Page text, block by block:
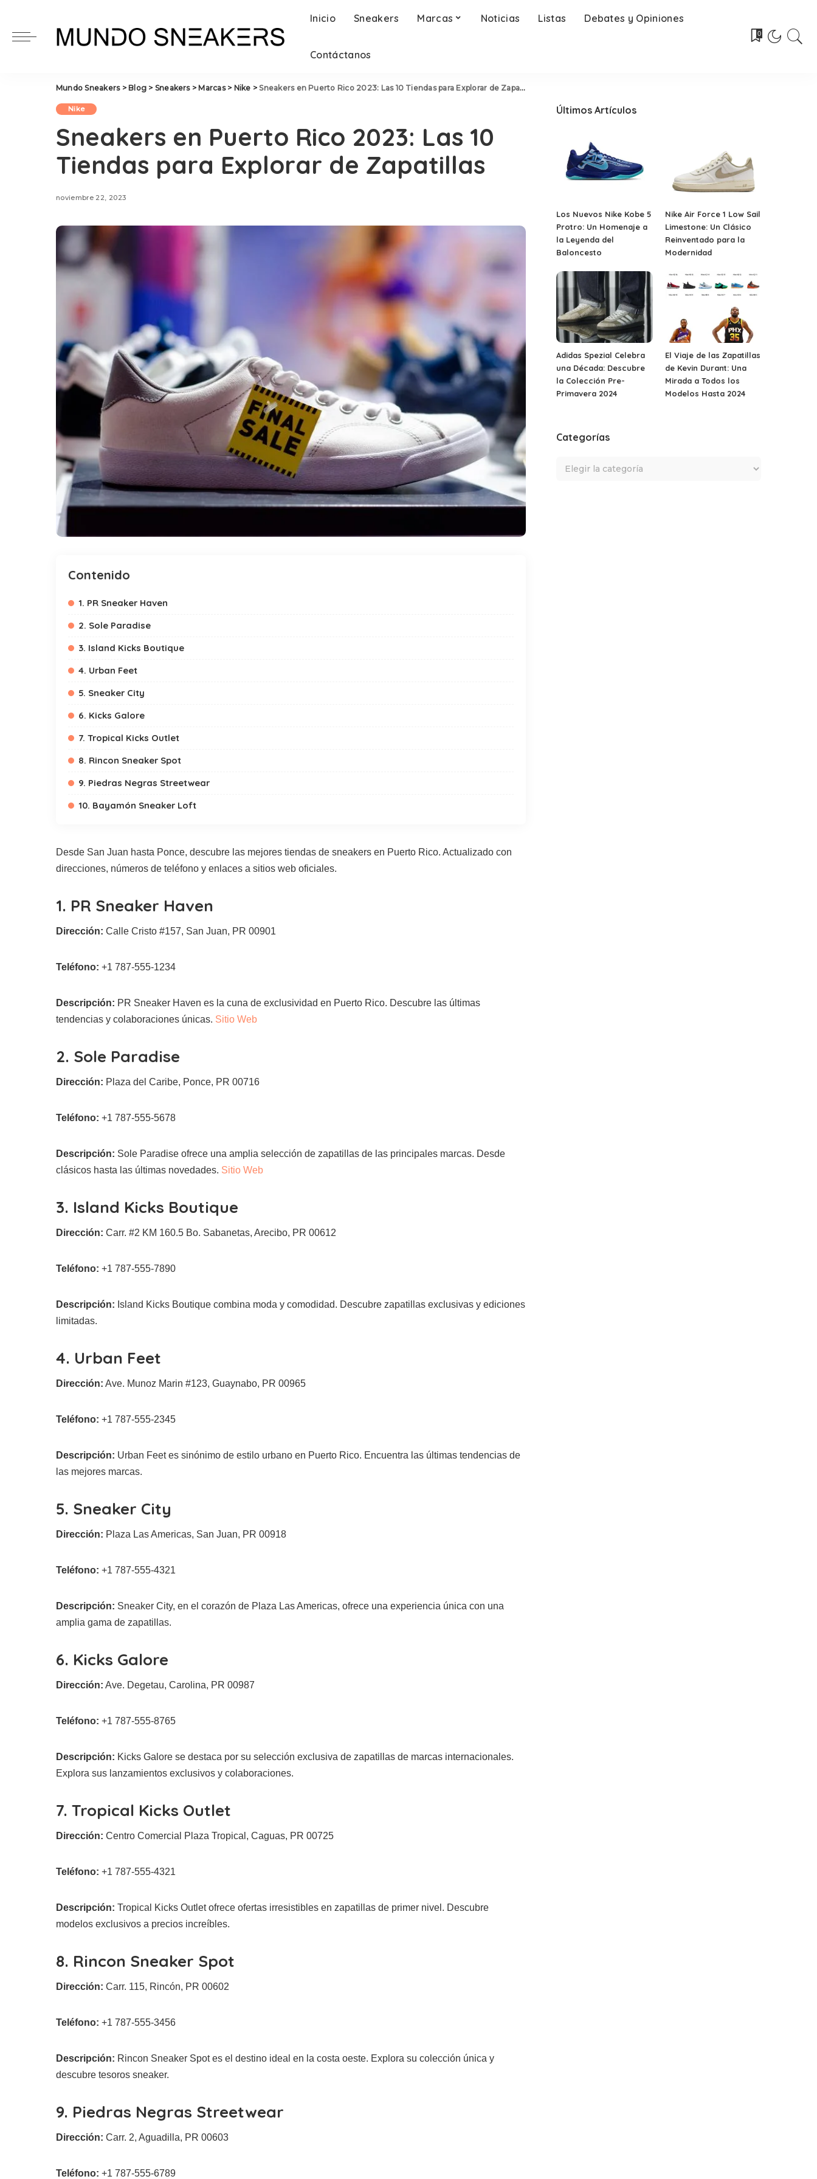
Inicio Sneakers Marcas Noticias Listas Debates y Opiniones
Contáctanos
0
Mundo Sneakers> Blog > Sneakers> Marcas> Nike >Sneakers en Puerto Rico 2023: Las 10 Tiendas para Explorar de Zapatillas
Nike
Sneakers en Puerto Rico 2023: Las 10
Tiendas para Explorar de Zapatillas
noviembre 22, 2023
Contenido
1. PR Sneaker Haven
2. Sole Paradise
3. Island Kicks Boutique
4. Urban Feet
5. Sneaker City
6. Kicks Galore
7. Tropical Kicks Outlet
8. Rincon Sneaker Spot
9. Piedras Negras Streetwear
10. Bayamón Sneaker Loft
Desde San Juan hasta Ponce, descubre las mejores tiendas de sneakers en Puerto Rico. Actualizado con
direcciones, números de teléfono y enlaces a sitios web oficiales.
1. PR Sneaker Haven
Dirección: Calle Cristo #157, San Juan, PR 00901
Teléfono: +1 787-555-1234
Descripción: PR Sneaker Haven es la cuna de exclusividad en Puerto Rico. Descubre las últimas
tendencias y colaboraciones únicas. Sitio Web
2. Sole Paradise
Dirección: Plaza del Caribe, Ponce, PR 00716
Teléfono: +1 787-555-5678
Descripción: Sole Paradise ofrece una amplia selección de zapatillas de las principales marcas. Desde
clásicos hasta las últimas novedades. Sitio Web
3. Island Kicks Boutique
Dirección: Carr. #2 KM 160.5 Bo. Sabanetas, Arecibo, PR 00612
Teléfono: +1 787-555-7890
Descripción: Island Kicks Boutique combina moda y comodidad. Descubre zapatillas exclusivas y ediciones
limitadas.
4. Urban Feet
Dirección: Ave. Munoz Marin #123, Guaynabo, PR 00965
Teléfono: +1 787-555-2345
Descripción: Urban Feet es sinónimo de estilo urbano en Puerto Rico. Encuentra las últimas tendencias de
las mejores marcas.
5. Sneaker City
Dirección: Plaza Las Americas, San Juan, PR 00918
Teléfono: +1 787-555-4321
Descripción: Sneaker City, en el corazón de Plaza Las Americas, ofrece una experiencia única con una
amplia gama de zapatillas.
6. Kicks Galore
Dirección: Ave. Degetau, Carolina, PR 00987
Teléfono: +1 787-555-8765
Descripción: Kicks Galore se destaca por su selección exclusiva de zapatillas de marcas internacionales.
Explora sus lanzamientos exclusivos y colaboraciones.
7. Tropical Kicks Outlet
Dirección: Centro Comercial Plaza Tropical, Caguas, PR 00725
Teléfono: +1 787-555-4321
Descripción: Tropical Kicks Outlet ofrece ofertas irresistibles en zapatillas de primer nivel. Descubre
modelos exclusivos a precios increíbles.
8. Rincon Sneaker Spot
Dirección: Carr. 115, Rincón, PR 00602
Teléfono: +1 787-555-3456
Descripción: Rincon Sneaker Spot es el destino ideal en la costa oeste. Explora su colección única y
descubre tesoros sneaker.
9. Piedras Negras Streetwear
Dirección: Carr. 2, Aguadilla, PR 00603
Teléfono: +1 787-555-6789
Últimos Artículos
Los Nuevos Nike Kobe 5
Protro: Un Homenaje a
la Leyenda del
Baloncesto
Nike Air Force 1 Low Sail
Limestone: Un Clásico
Reinventado para la
Modernidad
Adidas Spezial Celebra
una Década: Descubre
la Colección Pre-
Primavera 2024
El Viaje de las Zapatillas
de Kevin Durant: Una
Mirada a Todos los
Modelos Hasta 2024
Categorías